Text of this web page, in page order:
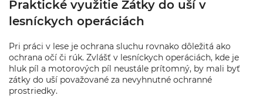
Praktické využitie Zátky do uší v
lesníckych operáciách
Pri práci v lese je ochrana sluchu rovnako dôležitá ako
ochrana očí či rúk. Zvlášť v lesníckych operáciách, kde je
hluk píl a motorových píl neustále prítomný, by mali byť
zátky do uší považované za nevyhnutné ochranné
prostriedky.